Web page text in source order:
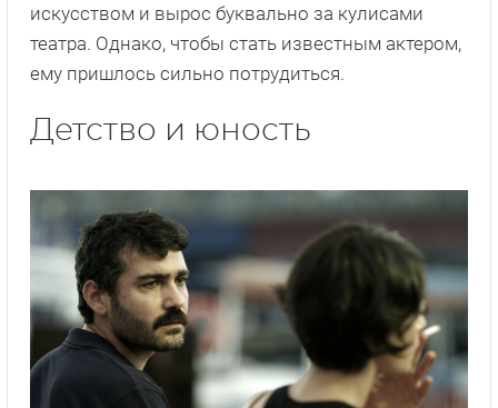
искусством и вырос буквально за кулисами
театра. Однако, чтобы стать известным актером,
ему пришлось сильно потрудиться.
Детство и юность